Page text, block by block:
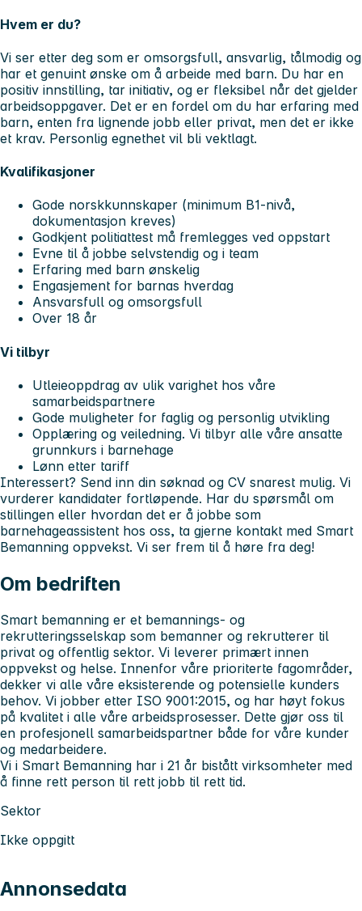
Hvem er du?
Vi ser etter deg som er omsorgsfull, ansvarlig, tålmodig og
har et genuint ønske om å arbeide med barn. Du har en
positiv innstilling, tar initiativ, og er fleksibel når det gjelder
arbeidsoppgaver. Det er en fordel om du har erfaring med
barn, enten fra lignende jobb eller privat, men det er ikke
et krav. Personlig egnethet vil bli vektlagt.
Kvalifikasjoner
Gode norskkunnskaper (minimum B1-nivå,
dokumentasjon kreves)
Godkjent politiattest må fremlegges ved oppstart
Evne til å jobbe selvstendig og i team
Erfaring med barn ønskelig
Engasjement for barnas hverdag
Ansvarsfull og omsorgsfull
Over 18 år
Vi tilbyr
Utleieoppdrag av ulik varighet hos våre
samarbeidspartnere
Gode muligheter for faglig og personlig utvikling
Opplæring og veiledning. Vi tilbyr alle våre ansatte
grunnkurs i barnehage
Lønn etter tariff
Interessert? Send inn din søknad og CV snarest mulig. Vi
vurderer kandidater fortløpende. Har du spørsmål om
stillingen eller hvordan det er å jobbe som
barnehageassistent hos oss, ta gjerne kontakt med Smart
Bemanning oppvekst. Vi ser frem til å høre fra deg!
Om bedriften
Smart bemanning er et bemannings- og
rekrutteringsselskap som bemanner og rekrutterer til
privat og offentlig sektor. Vi leverer primært innen
oppvekst og helse. Innenfor våre prioriterte fagområder,
dekker vi alle våre eksisterende og potensielle kunders
behov. Vi jobber etter ISO 9001:2015, og har høyt fokus
på kvalitet i alle våre arbeidsprosesser. Dette gjør oss til
en profesjonell samarbeidspartner både for våre kunder
og medarbeidere.
Vi i Smart Bemanning har i 21 år bistått virksomheter med
å finne rett person til rett jobb til rett tid.
Sektor
Ikke oppgitt
Annonsedata